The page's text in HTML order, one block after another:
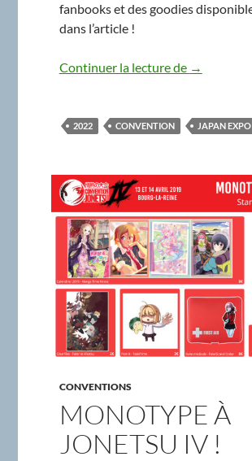
fanbooks et des goodies
dans l’article !
Continuer la lecture de MonoType
→
2022 CONVENTION JAPAN EXPO
CONVENTIONS
MONOTYPE À
JONETSU IV !